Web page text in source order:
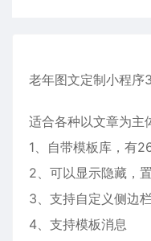
老年图文定制小程序
适合各种以文章为主
1、自带模板库，有
2、可以显示隐藏，
3、支持自定义侧边栏
4、支持模板消息